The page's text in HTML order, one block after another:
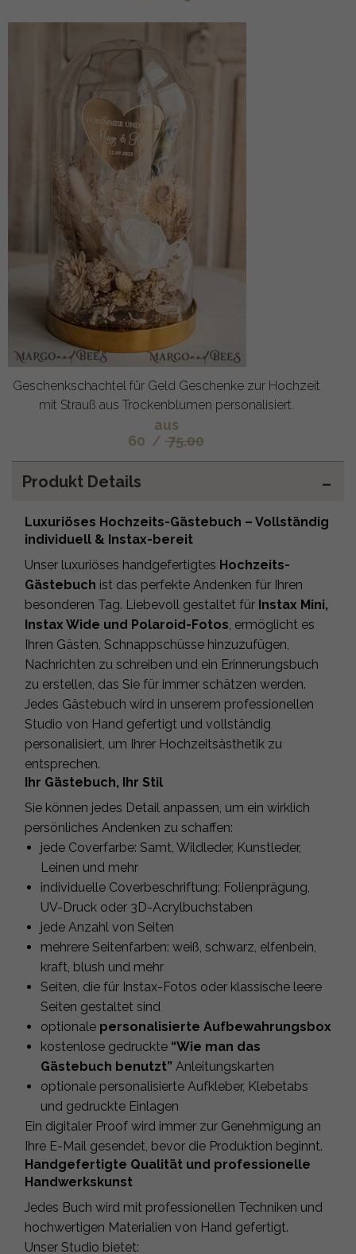
Geschenkschachtel für Geld Geschenke zur Hochzeit
mit Strauß aus Trockenblumen personalisiert.
aus
60 / 75.00
Produkt Details
Luxuriöses Hochzeits-Gästebuch – Vollständig
individuell & Instax-bereit
Unser luxuriöses handgefertigtes Hochzeits-
Gästebuch ist das perfekte Andenken für Ihren
besonderen Tag. Liebevoll gestaltet für Instax Mini,
Instax Wide und Polaroid-Fotos, ermöglicht es
Ihren Gästen, Schnappschüsse hinzuzufügen,
Nachrichten zu schreiben und ein Erinnerungsbuch
zu erstellen, das Sie für immer schätzen werden.
Jedes Gästebuch wird in unserem professionellen
Studio von Hand gefertigt und vollständig
personalisiert, um Ihrer Hochzeitsästhetik zu
entsprechen.
Ihr Gästebuch, Ihr Stil
Sie können jedes Detail anpassen, um ein wirklich
persönliches Andenken zu schaffen:
jede Coverfarbe: Samt, Wildleder, Kunstleder,
Leinen und mehr
individuelle Coverbeschriftung: Folienprägung,
UV-Druck oder 3D-Acrylbuchstaben
jede Anzahl von Seiten
mehrere Seitenfarben: weiß, schwarz, elfenbein,
kraft, blush und mehr
Seiten, die für Instax-Fotos oder klassische leere
Seiten gestaltet sind
optionale personalisierte Aufbewahrungsbox
kostenlose gedruckte “Wie man das
Gästebuch benutzt” Anleitungskarten
optionale personalisierte Aufkleber, Klebetabs
und gedruckte Einlagen
Ein digitaler Proof wird immer zur Genehmigung an
Ihre E-Mail gesendet, bevor die Produktion beginnt.
Handgefertigte Qualität und professionelle
Handwerkskunst
Jedes Buch wird mit professionellen Techniken und
hochwertigen Materialien von Hand gefertigt.
Unser Studio bietet: